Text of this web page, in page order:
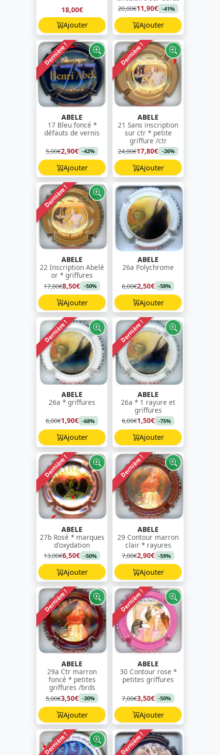
18,00€
Ajouter
20,00€11,90€ -41%
Ajouter
Dernière !
ABELE
17 Bleu foncé *
défauts de vernis
5,00€2,90€ -42%
Ajouter
Dernière !
ABELE
21 Sans inscription
sur ctr * petite
griffure /ctr
24,00€17,80€ -26%
Ajouter
Dernière !
ABELE
22 Inscription Abelé
or * griffures
17,00€8,50€ -50%
Ajouter
ABELE
26a Polychrome
6,00€2,50€ -58%
Ajouter
Dernière !
ABELE
26a * griffures
6,00€1,90€ -68%
Ajouter
Dernière !
ABELE
26a * 1 rayure et
griffures
6,00€1,50€ -75%
Ajouter
Dernière !
ABELE
27b Rosé * marques
d'oxydation
13,00€6,50€ -50%
Ajouter
Dernière !
ABELE
29 Contour marron
clair * rayures
7,00€2,90€ -59%
Ajouter
Dernière !
ABELE
29a Ctr marron
foncé * petites
griffures /brds
5,00€3,50€ -30%
Ajouter
Dernière !
ABELE
30 Contour rose *
petites griffures
7,00€3,50€ -50%
Ajouter
Dernière ! Dernière !